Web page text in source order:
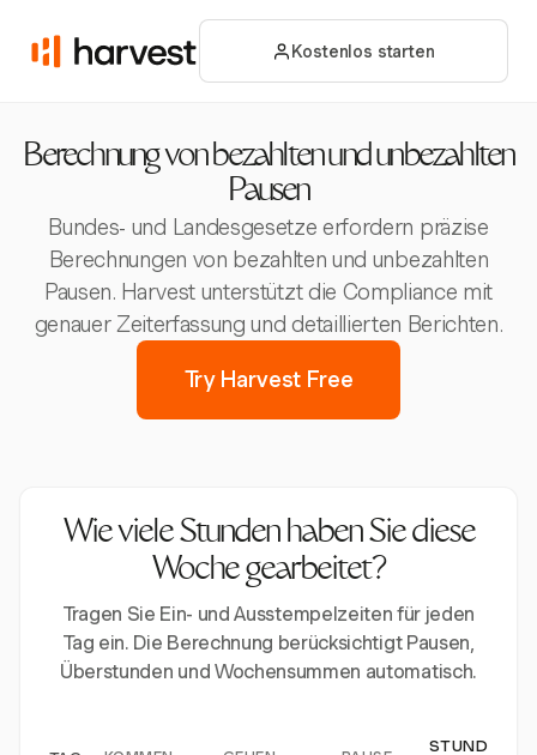
Kostenlos starten
Berechnung von bezahlten und unbezahlten
Pausen
Bundes- und Landesgesetze erfordern präzise
Berechnungen von bezahlten und unbezahlten
Pausen. Harvest unterstützt die Compliance mit
genauer Zeiterfassung und detaillierten Berichten.
Try Harvest Free
Wie viele Stunden haben Sie diese
Woche gearbeitet?
Tragen Sie Ein- und Ausstempelzeiten für jeden
Tag ein. Die Berechnung berücksichtigt Pausen,
Überstunden und Wochensummen automatisch.
STUND